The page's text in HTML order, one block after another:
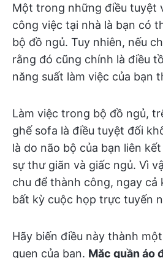
Một trong những điều tuyệt
công việc tại nhà là bạn có
bộ đồ ngủ. Tuy nhiên, nếu
rằng đó cũng chính là điều
năng suất làm việc của bạn
Làm việc trong bộ đồ ngủ,
ghế sofa là điều tuyệt đối
là do não bộ của bạn liên
sự thư giãn và giấc ngủ. Vì
chu để thành công, ngay cả
bất kỳ cuộc họp trực tuyến
Hãy biến điều này thành
quen của bạn. Mặc quần áo